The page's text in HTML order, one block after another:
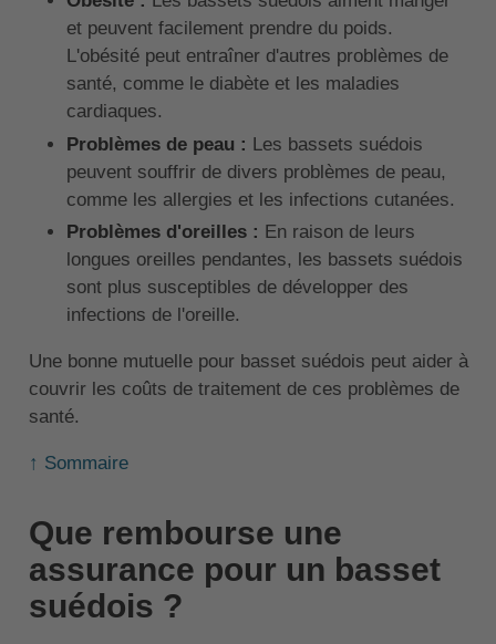
et peuvent facilement prendre du poids.
L'obésité peut entraîner d'autres problèmes de
santé, comme le diabète et les maladies
cardiaques.
Problèmes de peau : Les bassets suédois
peuvent souffrir de divers problèmes de peau,
comme les allergies et les infections cutanées.
Problèmes d'oreilles : En raison de leurs
longues oreilles pendantes, les bassets suédois
sont plus susceptibles de développer des
infections de l'oreille.
Une bonne mutuelle pour basset suédois peut aider à
couvrir les coûts de traitement de ces problèmes de
santé.
↑ Sommaire
Que rembourse une
assurance pour un basset
suédois ?